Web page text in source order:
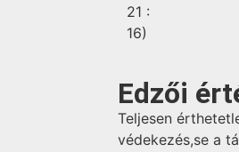
21 :
16)
Edzői
Teljesen
védekezés,se a